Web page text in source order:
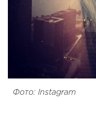
Фото: Instagram